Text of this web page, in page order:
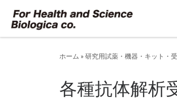
コンテンツへスキップ
ホーム » 研究用試薬・機器・キット・
各種抗体解析